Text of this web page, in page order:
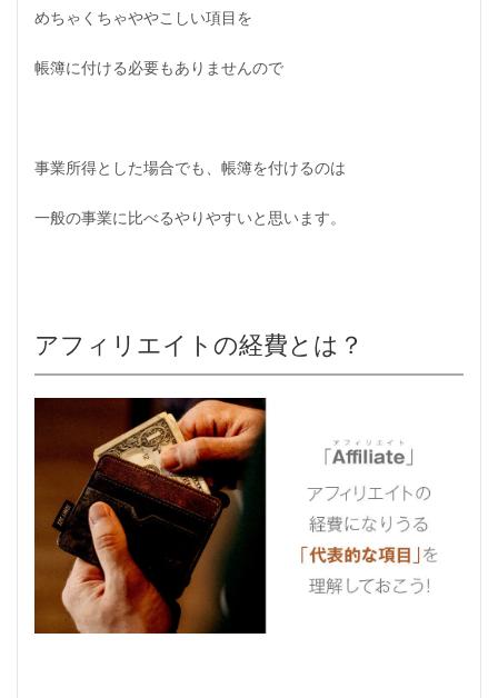
めちゃくちゃややこしい項目を
帳簿に付ける必要もありませんので
事業所得とした場合でも、帳簿を付けるのは
一般の事業に比べるやりやすいと思います。
アフィリエイトの経費とは？